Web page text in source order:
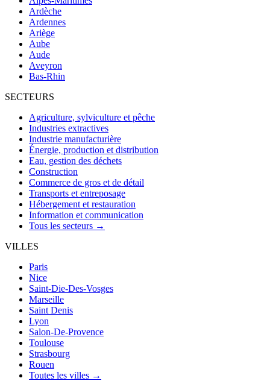
Ardèche
Ardennes
Ariège
Aube
Aude
Aveyron
Bas-Rhin
SECTEURS
Agriculture, sylviculture et pêche
Industries extractives
Industrie manufacturière
Énergie, production et distribution
Eau, gestion des déchets
Construction
Commerce de gros et de détail
Transports et entreposage
Hébergement et restauration
Information et communication
Tous les secteurs →
VILLES
Paris
Nice
Saint-Die-Des-Vosges
Marseille
Saint Denis
Lyon
Salon-De-Provence
Toulouse
Strasbourg
Rouen
Toutes les villes →